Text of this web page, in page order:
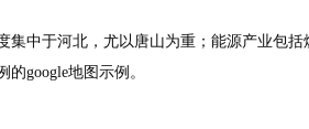
集中于河北，尤以唐山为重；能源产业包
google地图示例。